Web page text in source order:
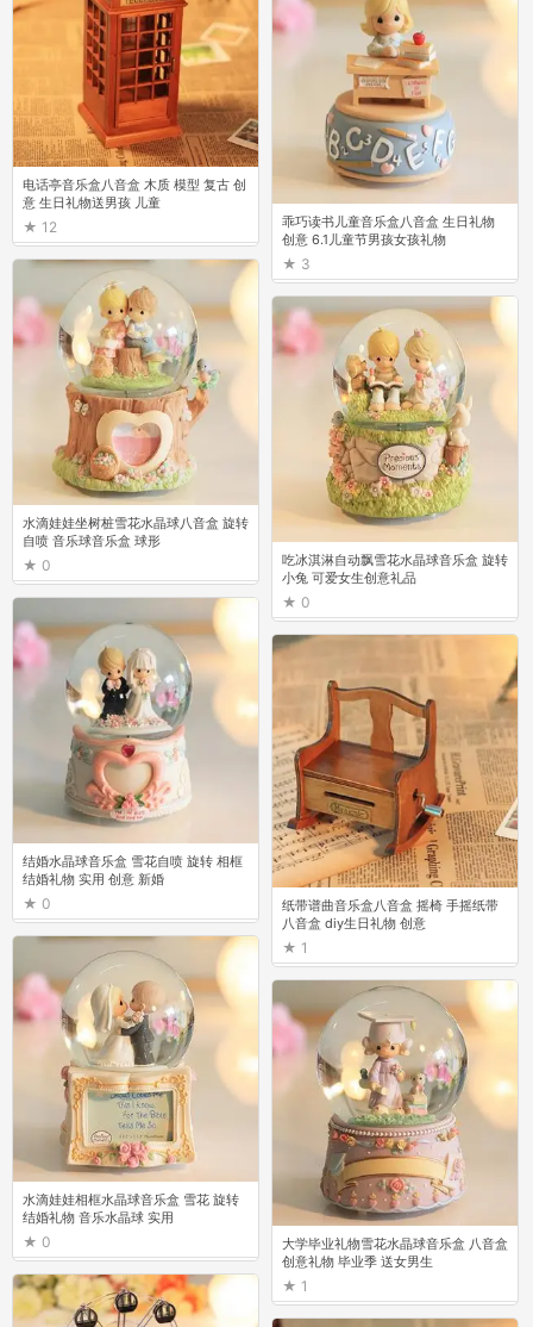
水滴娃娃坐树桩雪花水晶球八音盒 旋转
自喷 音乐球音乐盒 球形
0
吃冰淇淋自动飘雪花水晶球音乐盒 旋转
小兔 可爱女生创意礼品
0
结婚水晶球音乐盒 雪花自喷 旋转 相框
结婚礼物 实用 创意 新婚
0
大学毕业礼物雪花水晶球音乐盒 八音盒
创意礼物 毕业季 送女男生
1
纸带谱曲音乐盒八音盒 摇椅 手摇纸带
八音盒 diy生日礼物 创意
1
水滴娃娃相框水晶球音乐盒 雪花 旋转
结婚礼物 音乐水晶球 实用
0
电话亭音乐盒八音盒 木质 模型 复古 创
意 生日礼物送男孩 儿童
12
乖巧读书儿童音乐盒八音盒 生日礼物
创意 6.1儿童节男孩女孩礼物
3